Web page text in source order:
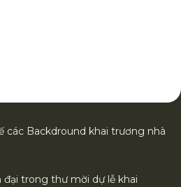
các Backdround khai trương nhà
trong thư mời dự lễ khai